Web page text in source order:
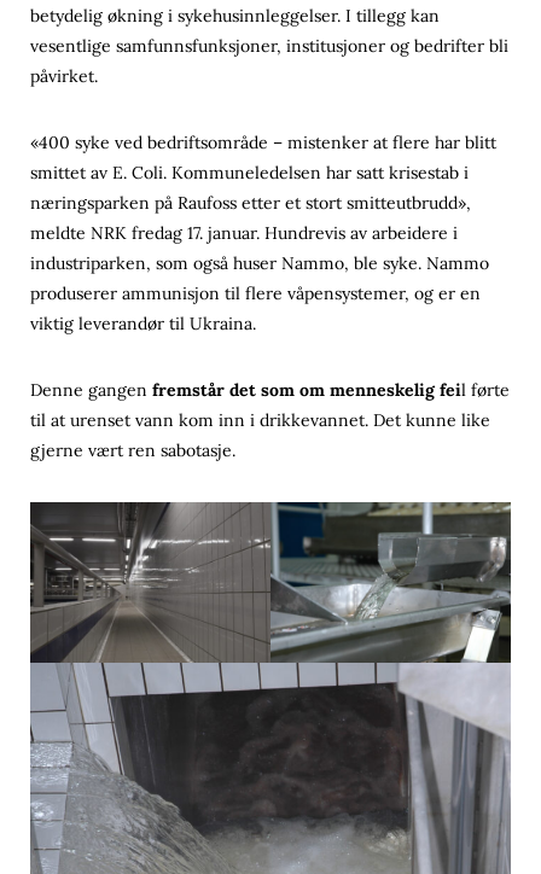
betydelig økning i sykehusinnleggelser. I tillegg kan
vesentlige samfunnsfunksjoner, institusjoner og bedrifter bli
påvirket.
«400 syke ved bedriftsområde – mistenker at flere har blitt
smittet av E. Coli. Kommuneledelsen har satt krisestab i
næringsparken på Raufoss etter et stort smitteutbrudd»,
meldte NRK fredag 17. januar. Hundrevis av arbeidere i
industriparken, som også huser Nammo, ble syke. Nammo
produserer ammunisjon til flere våpensystemer, og er en
viktig leverandør til Ukraina.
Denne gangen fremstår det som om menneskelig feil førte
til at urenset vann kom inn i drikkevannet. Det kunne like
gjerne vært ren sabotasje.